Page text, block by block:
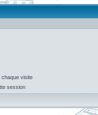
chaque visite
session